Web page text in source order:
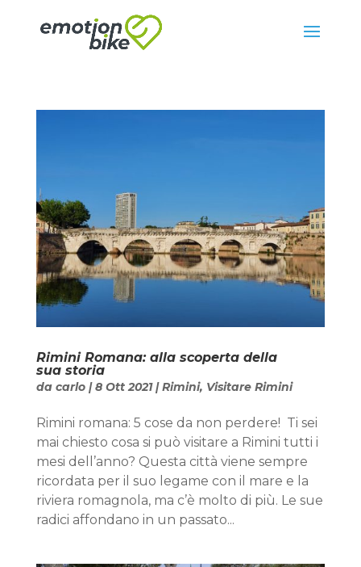
Rimini Romana: alla scoperta della
sua storia
da carlo|8 Ott 2021|Rimini, Visitare Rimini
Rimini romana: 5 cose da non perdere! Ti sei
mai chiesto cosa si può visitare a Rimini tutti i
mesi dell’anno? Questa città viene sempre
ricordata per il suo legame con il mare e la
riviera romagnola, ma c’è molto di più. Le sue
radici affondano in un passato...